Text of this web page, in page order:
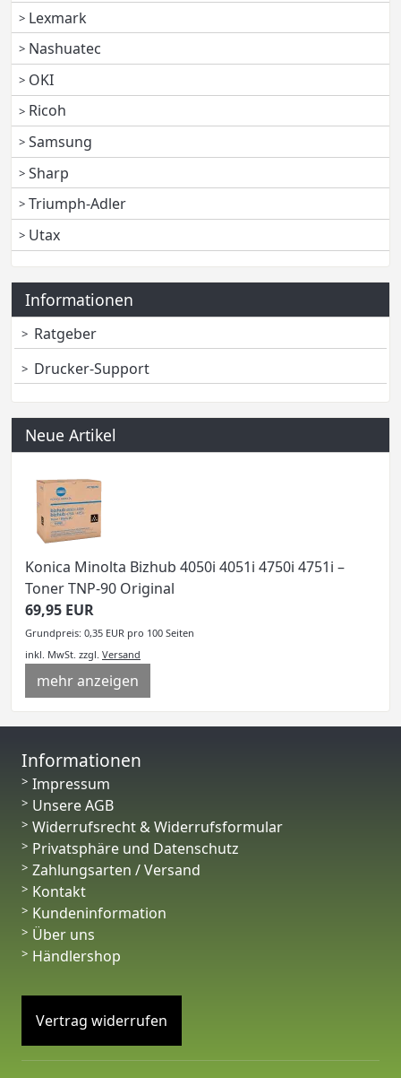
Lexmark
Nashuatec
OKI
Ricoh
Samsung
Sharp
Triumph-Adler
Utax
Informationen
Ratgeber
Drucker-Support
Neue Artikel
Konica Minolta Bizhub 4050i 4051i 4750i 4751i –
Toner TNP-90 Original
69,95 EUR
Grundpreis: 0,35 EUR pro 100 Seiten
inkl. MwSt. zzgl. Versand
mehr anzeigen
Informationen
Impressum
Unsere AGB
Widerrufsrecht & Widerrufsformular
Privatsphäre und Datenschutz
Zahlungsarten / Versand
Kontakt
Kundeninformation
Über uns
Händlershop
Vertrag widerrufen